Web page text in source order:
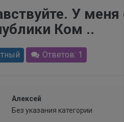
У
Ком ..
Ответов: 1
Алексей
Без указания категории